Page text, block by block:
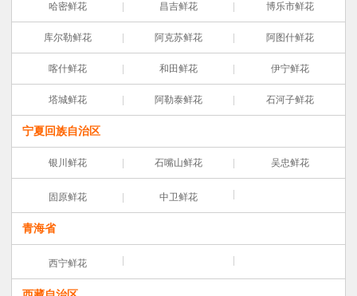
哈密鲜花 昌吉鲜花 博乐市鲜花
库尔勒鲜花 阿克苏鲜花 阿图什鲜花
喀什鲜花 和田鲜花 伊宁鲜花
塔城鲜花 阿勒泰鲜花 石河子鲜花
宁夏回族自治区
银川鲜花 石嘴山鲜花 吴忠鲜花
固原鲜花 中卫鲜花
青海省
西宁鲜花